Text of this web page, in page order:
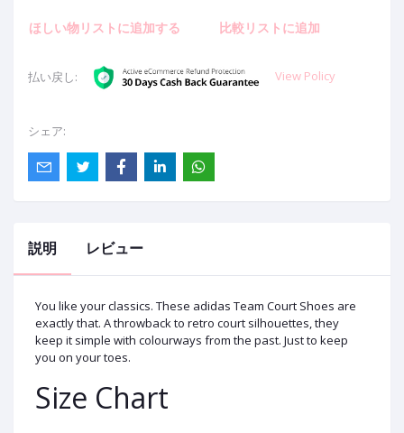
ほしい物リストに追加する 比較リストに追加
払い戻し: View Policy
シェア:
説明 レビュー
You like your classics. These adidas Team Court Shoes are
exactly that. A throwback to retro court silhouettes, they
keep it simple with colourways from the past. Just to keep
you on your toes.
Size Chart